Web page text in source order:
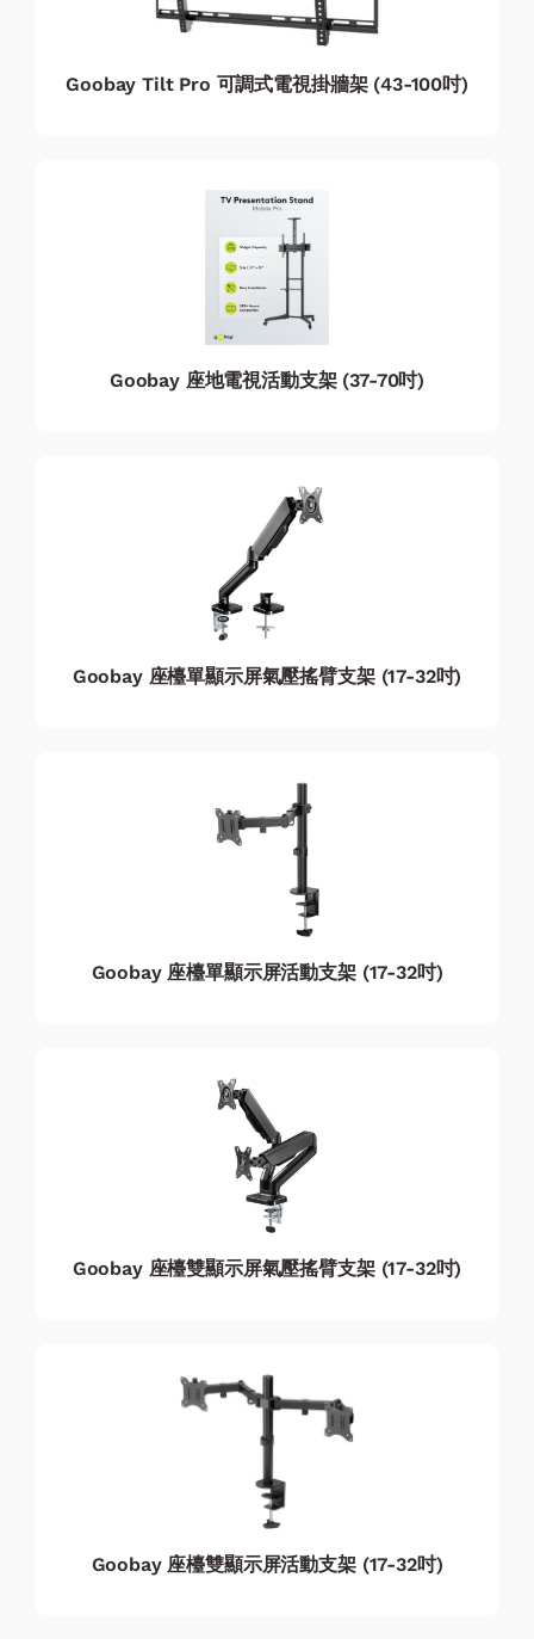
Goobay Tilt Pro 可調式電視掛牆架 (43-100吋)
Goobay 座地電視活動支架 (37-70吋)
Goobay 座檯單顯示屏氣壓搖臂支架 (17-32吋)
Goobay 座檯單顯示屏活動支架 (17-32吋)
Goobay 座檯雙顯示屏氣壓搖臂支架 (17-32吋)
Goobay 座檯雙顯示屏活動支架 (17-32吋)